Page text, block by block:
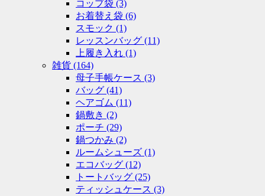
コップ袋 (3)
お着替え袋 (6)
スモック (1)
レッスンバッグ (11)
上履き入れ (1)
雑貨 (164)
母子手帳ケース (3)
バッグ (41)
ヘアゴム (11)
鍋敷き (2)
ポーチ (29)
鍋つかみ (2)
ルームシューズ (1)
エコバッグ (12)
トートバッグ (25)
ティッシュケース (3)